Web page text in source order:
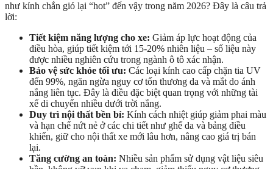
như kính chắn gió lại “hot” đến vậy trong năm 2026? Đây là câu trả
lời:
Tiết kiệm năng lượng cho xe: Giảm áp lực hoạt động của
điều hòa, giúp tiết kiệm tới 15-20% nhiên liệu – số liệu này
được nhiều nghiên cứu trong ngành ô tô xác nhận.
Bảo vệ sức khỏe tối ưu: Các loại kính cao cấp chặn tia UV
đến 99%, ngăn ngừa nguy cơ tổn thương da và mắt do ánh
nắng liên tục. Đây là điều đặc biệt quan trọng với những tài
xế di chuyển nhiều dưới trời nắng.
Duy trì nội thất bền bỉ: Kính cách nhiệt giúp giảm phai màu
và hạn chế nứt nẻ ở các chi tiết như ghế da và bảng điều
khiển, giữ cho nội thất xe mới lâu hơn, nâng cao giá trị bán
lại.
Tăng cường an toàn: Nhiều sản phẩm sử dụng vật liệu siêu